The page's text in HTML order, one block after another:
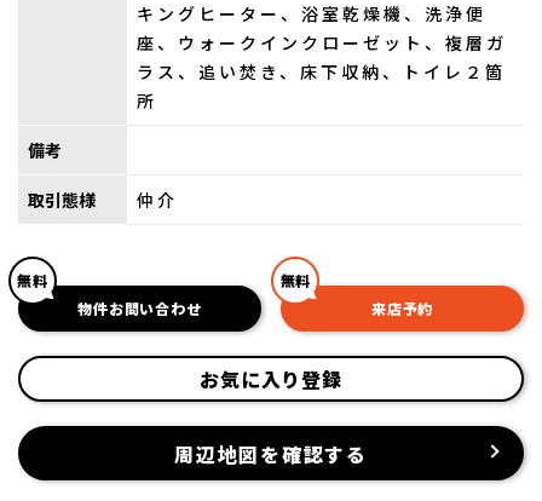
キングヒーター、浴室乾燥機、洗浄便
座、ウォークインクローゼット、複層ガ
ラス、追い焚き、床下収納、トイレ２箇
所
備考
取引態様 仲介
無料
物件お問い合わせ
無料
来店予約
お気に入り登録
周辺地図を確認する